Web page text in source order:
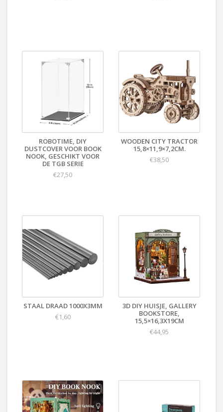
ROBOTIME, DIY
DUSTCOVER VOOR BOOK
NOOK, GESCHIKT VOOR
DE TGB SERIE
€27,50
WOODEN CITY TRACTOR
15,8×11,9×7,2CM.
€38,50
STAAL DRAAD 1000X3MM
€1,60
3D DIY HUISJE, GALLERY
BOOKSTORE,
15,5×16,3X19CM
€44,95